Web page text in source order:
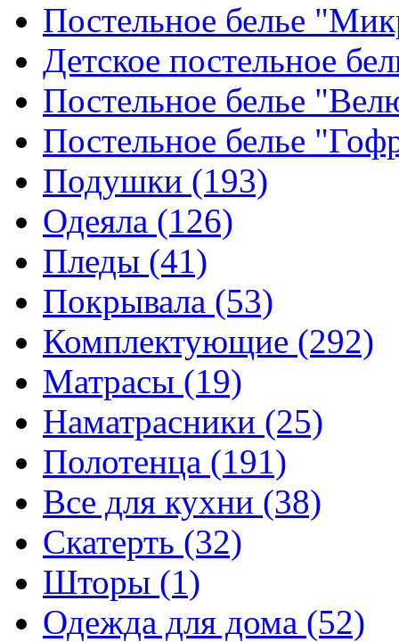
Постельное белье
Детское постельное
Постельное белье
Постельное белье
Подушки (193)
Одеяла (126)
Пледы (41)
Покрывала (53)
Комплектующие (292)
Матрасы (19)
Наматрасники (25)
Полотенца (191)
Все для кухни (38)
Скатерть (32)
Шторы (1)
Одежда для дома (52)